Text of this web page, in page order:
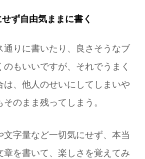
ず自由気ままに書く
通りに書いたり、良さそうなブ
のもいいですが、それでうまく
は、他人のせいにしてしまいや
のまま残ってしまう。
文字量など一切気にせず、本当
章を書いて、楽しさを覚えてみ